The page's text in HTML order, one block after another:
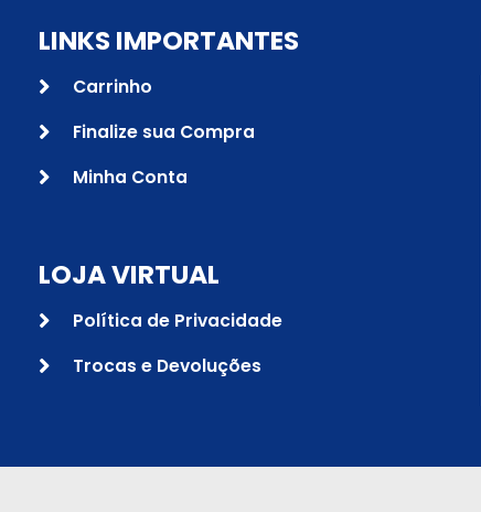
LINKS IMPORTANTES
Carrinho
Finalize sua Compra
Minha Conta
LOJA VIRTUAL
Política de Privacidade
Trocas e Devoluções